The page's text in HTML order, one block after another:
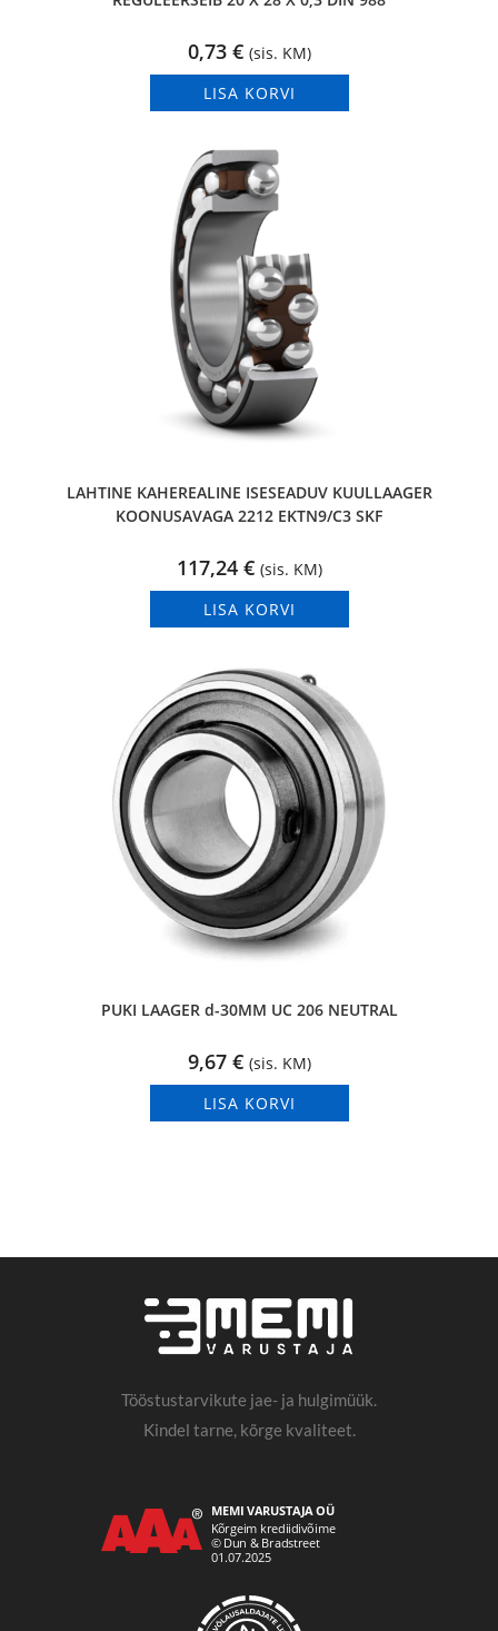
0,73 € (sis. KM)
LISA KORVI
LAHTINE KAHEREALINE ISESEADUV KUULLAAGER
KOONUSAVAGA 2212 EKTN9/C3 SKF
117,24 € (sis. KM)
LISA KORVI
PUKI LAAGER d-30MM UC 206 NEUTRAL
9,67 € (sis. KM)
LISA KORVI
Tööstustarvikute jae- ja hulgimüük.
Kindel tarne, kõrge kvaliteet.